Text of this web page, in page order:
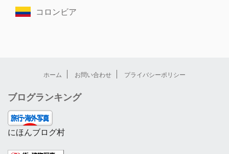
コロンビア
ホーム お問い合わせ プライバシーポリシー
ブログランキング
にほんブログ村